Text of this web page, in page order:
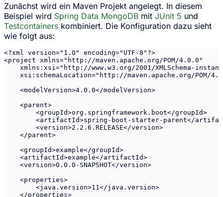
Zunächst wird ein Maven Projekt angelegt. In diesem
Beispiel wird Spring Data MongoDB mit JUnit 5 und
Testcontainers kombiniert. Die Konfiguration dazu sieht
wie folgt aus:
<?xml version="1.0" encoding="UTF-8"?>
<project xmlns="http://maven.apache.org/POM/4.0.0"
xmlns:xsi="http://www.w3.org/2001/XMLSchema-
xsi:schemaLocation="http://maven.apache.org/POM/
    <modelVersion>4.0.0</modelVersion>
    <parent>
        <groupId>org.springframework.boot</groupId>
<artifactId>spring-boot-starter-parent</
        <version>2.2.6.RELEASE</version>
    </parent>
    <groupId>example</groupId>
    <artifactId>example</artifactId>
    <version>0.0.0-SNAPSHOT</version>
    <properties>
        <java.version>11</java.version>
    </properties>